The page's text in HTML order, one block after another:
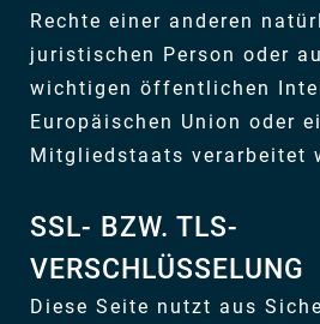
Rechte einer anderen
juristischen Person oder
wichtigen öffentlichen
Europäischen Union oder
Mitgliedstaats verarbeitet
SSL- BZW. TLS-
VERSCHLÜSSELUNG
Diese Seite nutzt aus